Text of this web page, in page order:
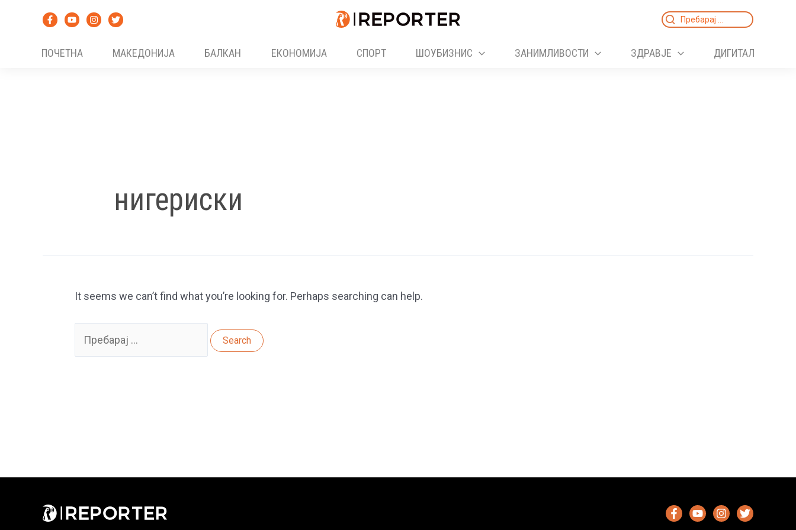
Search
ПОЧЕТНА
МАКЕДОНИЈА БАЛКАН ЕКОНОМИЈА СПОРТ ШОУБИЗНИС ЗАНИМЛИВОСТИ ЗДРАВЈЕ ДИГИТАЛ
нигериски
It seems we can’t find what you’re looking for. Perhaps searching can help.
for: